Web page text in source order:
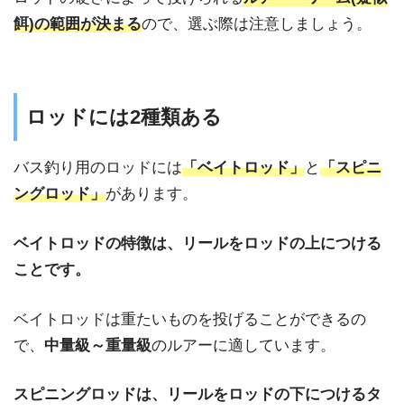
餌)の範囲が決まるので、 選ぶ際は注意しましょう。
ロッドには2種類ある
バス釣り用のロッドには「ベイトロッド」と「スピニ
ングロッド」があります。
ベイトロッドの特徴は、リールをロッドの上につける
ことです。
ベイトロッドは重たいものを投げることができるの
で、 中量級～重量級のルアーに適しています。
スピニングロッドは、リールをロッドの下につけるタ